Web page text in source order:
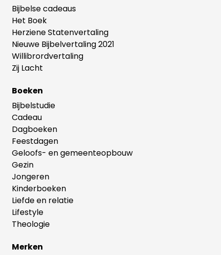
Bijbelse cadeaus
Het Boek
Herziene Statenvertaling
Nieuwe Bijbelvertaling 2021
Willibrordvertaling
Zij Lacht
Boeken
Bijbelstudie
Cadeau
Dagboeken
Feestdagen
Geloofs- en gemeenteopbouw
Gezin
Jongeren
Kinderboeken
Liefde en relatie
Lifestyle
Theologie
Merken